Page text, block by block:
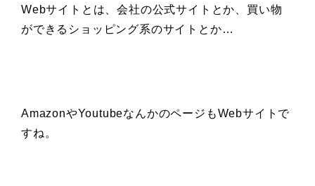
Webサイトとは、会社の公式サイトとか、買い物
ができるショッピング系のサイトとか…
AmazonやYoutubeなんかのページもWebサイトで
すね。